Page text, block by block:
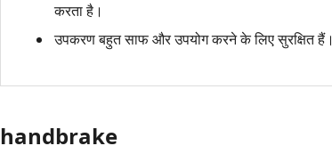
करता है।
उपकरण बहुत साफ और उपयोग करने के लिए सुरक्षित हैं।
handbrake